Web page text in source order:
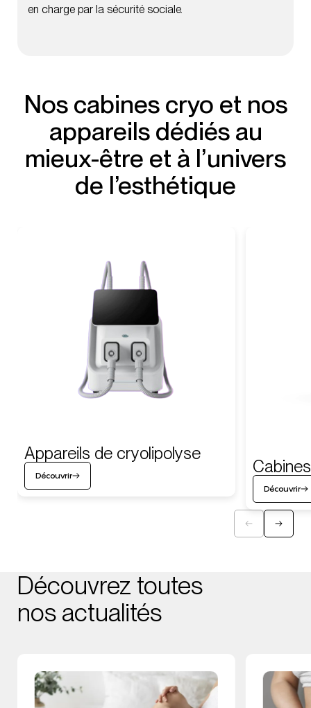
en charge par la sécurité sociale.
Nos cabines cryo et nos
appareils dédiés au
mieux-être et à l’univers
de l’esthétique
Appareils de cryolipolyse
Découvrir
Découvrir
Découvrez toutes
nos actualités